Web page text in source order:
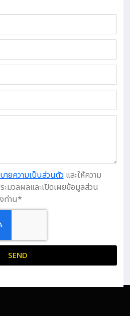
ายความเป็นส่วนตัวและให้ความ
มวลผลและเปิดเผยข้อมูลส่วน
ท่าน*
SEND